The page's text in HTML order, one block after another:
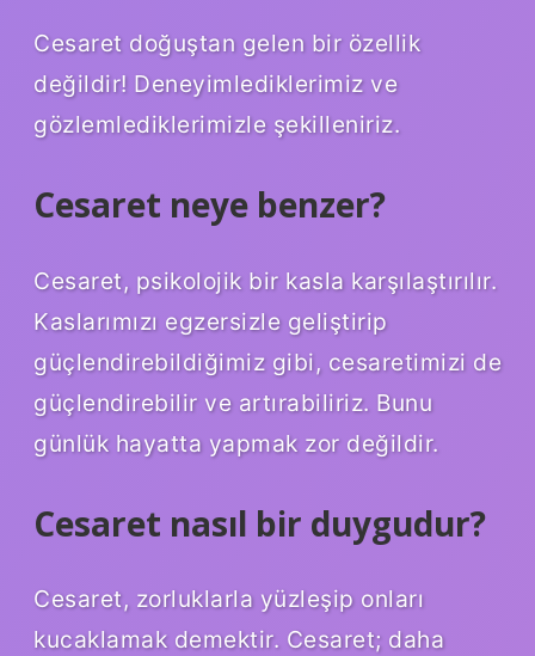
Cesaret doğuştan gelen bir özellik
değildir! Deneyimlediklerimiz ve
gözlemlediklerimizle şekilleniriz.
Cesaret neye benzer?
Cesaret, psikolojik bir kasla karşılaştırılır.
Kaslarımızı egzersizle geliştirip
güçlendirebildiğimiz gibi, cesaretimizi de
güçlendirebilir ve artırabiliriz. Bunu
günlük hayatta yapmak zor değildir.
Cesaret nasıl bir duygudur?
Cesaret, zorluklarla yüzleşip onları
kucaklamak demektir. Cesaret; daha